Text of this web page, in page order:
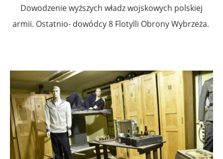
Dowodzenie wyższych władz wojskowych polskiej
armii. Ostatnio- dowódcy 8 Flotylli Obrony Wybrzeża.